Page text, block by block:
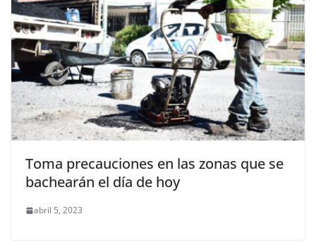
Toma precauciones en las zonas que se
bachearán el día de hoy
abril 5, 2023